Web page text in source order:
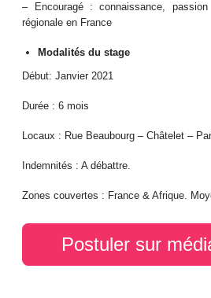
– Encouragé : connaissance,
régionale en France
Modalités du stage
Début: Janvier 2021
Durée : 6 mois
Locaux : Rue Beaubourg – Châtelet –
Indemnités : A débattre.
Zones couvertes : France & Afrique.
Postuler sur